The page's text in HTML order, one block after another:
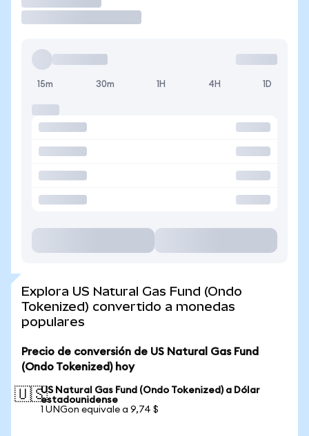
15m 30m 1H 4H 1D
Explora US Natural Gas Fund (Ondo
Tokenized) convertido a monedas
populares
Precio de conversión de US Natural Gas Fund
(Ondo Tokenized) hoy
🇺🇸US Natural Gas Fund (Ondo Tokenized) a Dólar
estadounidense
1 UNGon equivale a 9,74 $